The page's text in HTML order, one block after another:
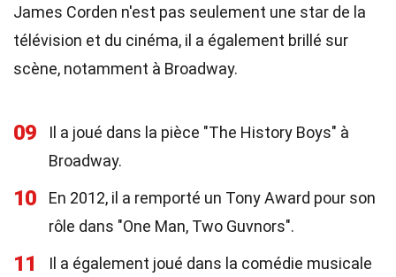
James Corden n'est pas seulement une star de la
télévision et du cinéma, il a également brillé sur
scène, notamment à Broadway.
09
Il a joué dans la pièce "The History Boys" à
Broadway.
10
En 2012, il a remporté un Tony Award pour son
rôle dans "One Man, Two Guvnors".
11
Il a également joué dans la comédie musicale